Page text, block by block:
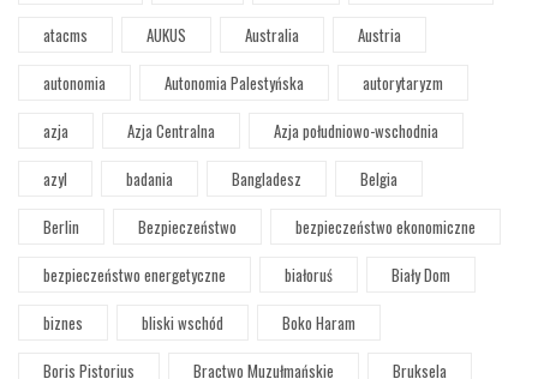
atacms
AUKUS Australia
Austria
autonomia
Autonomia Palestyńska
autorytaryzm
azja
Azja Centralna
Azja południowo-wschodnia
azyl
badania Bangladesz
Belgia
Berlin
Bezpieczeństwo
bezpieczeństwo ekonomiczne
bezpieczeństwo energetyczne
białoruś
Biały Dom
biznes
bliski wschód
Boko Haram
Boris Pistorius
Bractwo Muzułmańskie
Bruksela